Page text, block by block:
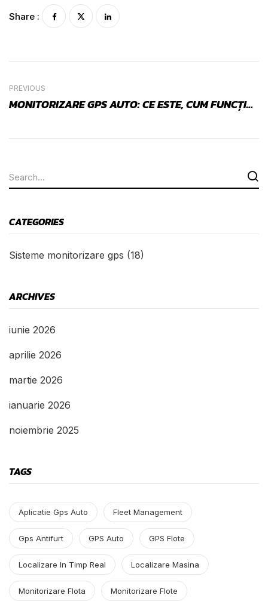
CATEGORIES
Sisteme monitorizare gps (18)
ARCHIVES
iunie 2026
aprilie 2026
martie 2026
ianuarie 2026
noiembrie 2025
TAGS
Aplicatie Gps Auto Fleet Management
Gps Antifurt GPS Auto GPS Flote
Localizare In Timp Real Localizare Masina
Monitorizare Flota Monitorizare Flote
Share :
PREVIOUS
MONITORIZARE GPS AUTO: CE ESTE, CUM FUNCȚIONEAZĂ ȘI CE AVANTAJE OFERĂ